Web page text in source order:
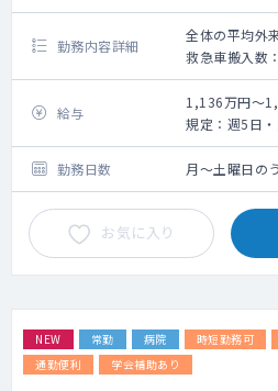
勤務内容詳細
全体の平均外
救急車搬入数
外来・病棟管
※代表的な症
良性頭位変換
神、頚椎症
肺炎(市中肺炎
炎、肺塞栓症)
出血性胃炎、
ローゼ症候群
糖尿病性ケト
貧血、鉄欠乏
給与
1,136万円～
規定：週5日
万円ですが
※最終的には
手当含まず）
勤務日数 月～土曜日の
お気に入り
NEW 常勤 病院 時短勤務可
通勤便利
学会補助あり